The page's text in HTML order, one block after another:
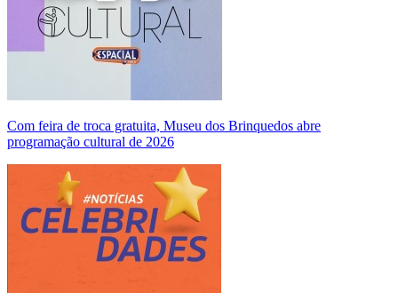
Com feira de troca gratuita, Museu dos Brinquedos abre
programação cultural de 2026